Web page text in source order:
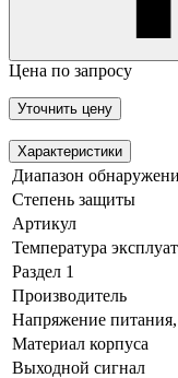
Цена по запросу
Уточнить цену
Характеристики
Диапазон
Степень защиты
Артикул
Температура
Раздел 1
Производитель
Напряжение
Материал корпуса
Выходной сигнал